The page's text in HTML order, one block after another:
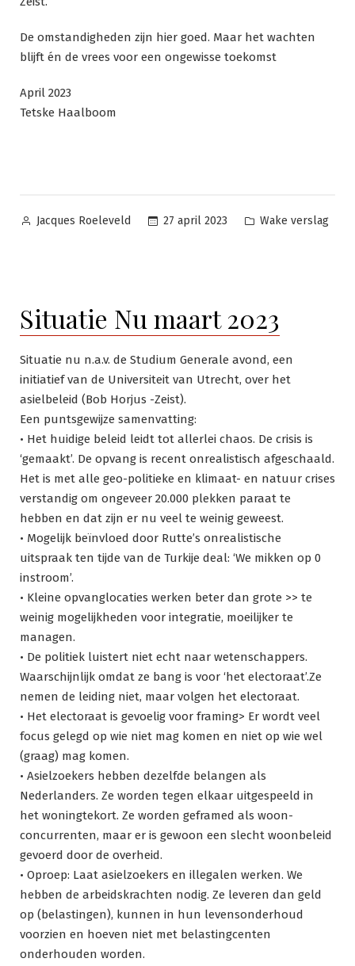
De omstandigheden zijn hier goed. Maar het wachten
blijft én de vrees voor een ongewisse toekomst
April 2023
Tetske Haalboom
Geplaatst
Jacques Roeleveld 27 april 2023
Geplaatst
Wake verslag
Situatie Nu maart 2023
Situatie nu n.a.v. de Studium Generale avond, een
initiatief van de Universiteit van Utrecht, over het
asielbeleid (Bob Horjus -Zeist).
Een puntsgewijze samenvatting:
• Het huidige beleid leidt tot allerlei chaos. De crisis is
‘gemaakt’. De opvang is recent onrealistisch afgeschaald.
Het is met alle geo-politieke en klimaat- en natuur crises
verstandig om ongeveer 20.000 plekken paraat te
hebben en dat zijn er nu veel te weinig geweest.
• Mogelijk beïnvloed door Rutte’s onrealistische
uitspraak ten tijde van de Turkije deal: ‘We mikken op 0
instroom’.
• Kleine opvanglocaties werken beter dan grote >> te
weinig mogelijkheden voor integratie, moeilijker te
managen.
• De politiek luistert niet echt naar wetenschappers.
Waarschijnlijk omdat ze bang is voor ‘het electoraat’.Ze
nemen de leiding niet, maar volgen het electoraat.
• Het electoraat is gevoelig voor framing> Er wordt veel
focus gelegd op wie niet mag komen en niet op wie wel
(graag) mag komen.
• Asielzoekers hebben dezelfde belangen als
Nederlanders. Ze worden tegen elkaar uitgespeeld in
het woningtekort. Ze worden geframed als woon-
concurrenten, maar er is gewoon een slecht woonbeleid
gevoerd door de overheid.
• Oproep: Laat asielzoekers en illegalen werken. We
hebben de arbeidskrachten nodig. Ze leveren dan geld
op (belastingen), kunnen in hun levensonderhoud
voorzien en hoeven niet met belastingcenten
onderhouden worden.